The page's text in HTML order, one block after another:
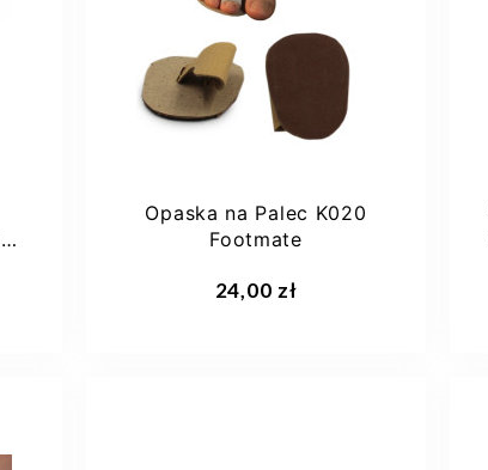
Opaska na Palec K020
Footmate
24,00 zł